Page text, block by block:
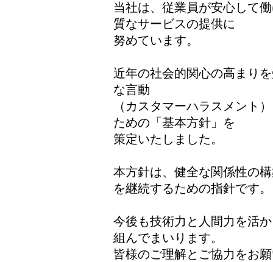
当社は、従業員が安心して
質なサービスの提供に
努めています。
近年の社会的関心の高まり
な言動
（カスタマーハラスメント
ための「基本方針」を
策定いたしました。
本方針は、健全な関係性の
を継続するための指針です。
今後も技術力と人間力を活
組んでまいります。
皆様のご理解とご協力をお